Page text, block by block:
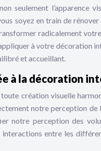
seulement l’apparence
soyez en train de
radicalement
à votre décoration
et accueillant.
à la décoration
création visuelle
notre perception de
notre perception des
entre les